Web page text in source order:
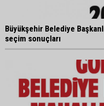
Büyükşehir Belediye
seçim sonuçları